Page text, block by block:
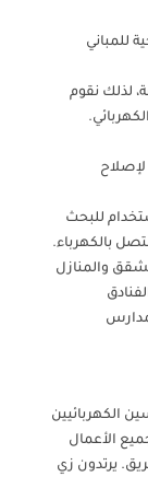
للمباني
لذلك نقوم
لإصلاح
للبحث
بالكهرباء.
والمنازل
الكهربائيين
الأعمال
يرتدون زي